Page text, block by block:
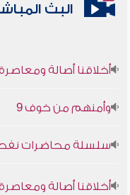
البث
أخلاقنا أصالة ومعاصرة
وأمنهم من خوف 9
سلسلة محاضرات نفحات
أخلاقنا أصالة ومعاصرة